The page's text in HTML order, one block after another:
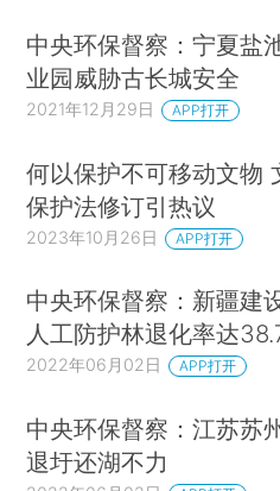
中央环保督察：宁夏盐
业园威胁古长城安全
2021年12月29日 APP打开
何以保护不可移动文物
保护法修订引热议
2023年10月26日 APP打开
中央环保督察：新疆建
人工防护林退化率达
2022年06月02日 APP打开
中央环保督察：江苏苏
退圩还湖不力